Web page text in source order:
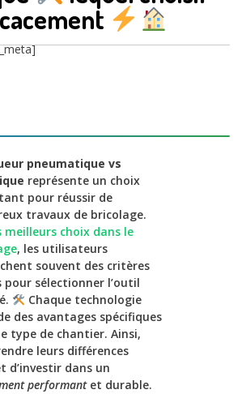
pneumatique vs
représente un choix
pour réussir de
travaux de bricolage.
meilleurs choix dans le
, les utilisateurs
souvent des critères
pour sélectionner l’outil
Chaque technologie
des avantages spécifiques
type de chantier. Ainsi,
leurs différences
d’investir dans un
performantet durable.